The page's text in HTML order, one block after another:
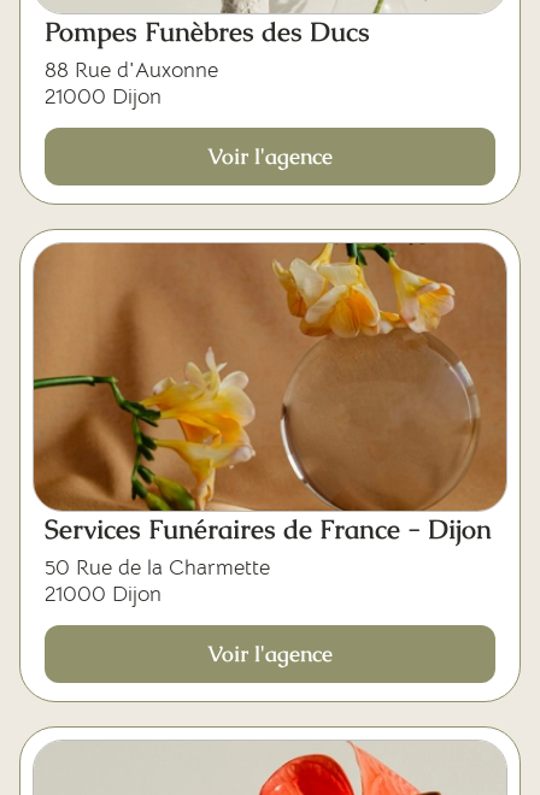
Pompes Funèbres des Ducs
88 Rue d'Auxonne
21000 Dijon
Voir l'agence
Services Funéraires de France - Dijon
50 Rue de la Charmette
21000 Dijon
Voir l'agence